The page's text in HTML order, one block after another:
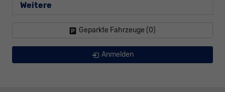
Weitere
Geparkte Fahrzeuge (0)
Anmelden